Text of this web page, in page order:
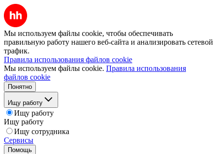
Мы используем файлы cookie, чтобы обеспечивать
правильную работу нашего веб-сайта и анализировать сетевой
трафик.
Правила использования файлов cookie
Мы используем файлы cookie. Правила использования
файлов cookie
Понятно
Ищу работу
Ищу работу
Ищу работу
Ищу сотрудника
Сервисы
Помощь